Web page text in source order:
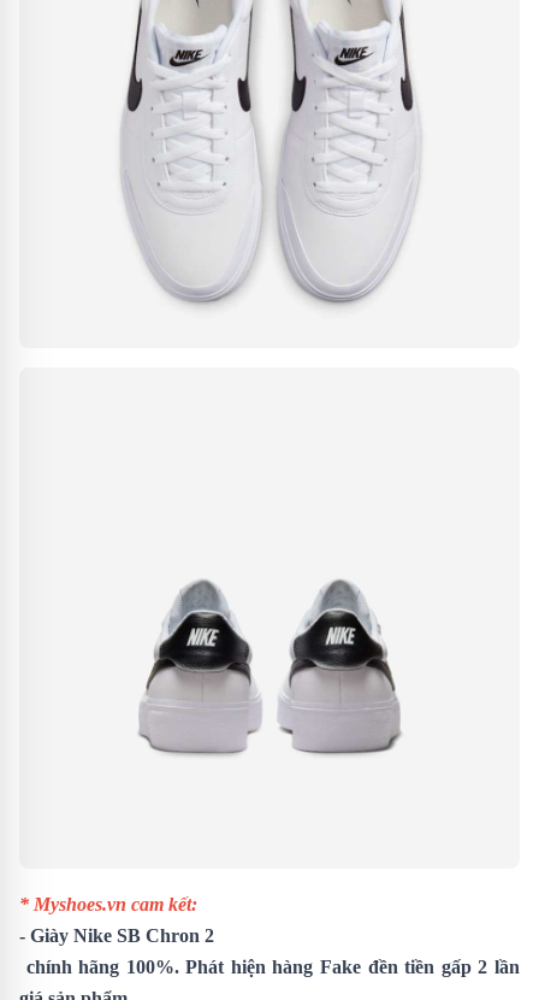
* Myshoes.vn cam kết:
- Giày Nike SB Chron 2
chính hãng 100%. Phát hiện hàng Fake đền tiền gấp 2 lần